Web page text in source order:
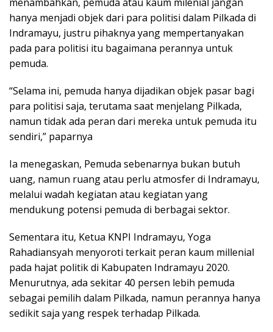
hanya menjadi objek dari para politisi dalam Pilkada di
Indramayu, justru pihaknya yang mempertanyakan
pada para politisi itu bagaimana perannya untuk
pemuda.
“Selama ini, pemuda hanya dijadikan objek pasar bagi
para politisi saja, terutama saat menjelang Pilkada,
namun tidak ada peran dari mereka untuk pemuda itu
sendiri,” paparnya
Ia menegaskan, Pemuda sebenarnya bukan butuh
uang, namun ruang atau perlu atmosfer di Indramayu,
melalui wadah kegiatan atau kegiatan yang
mendukung potensi pemuda di berbagai sektor.
Sementara itu, Ketua KNPI Indramayu, Yoga
Rahadiansyah menyoroti terkait peran kaum millenial
pada hajat politik di Kabupaten Indramayu 2020.
Menurutnya, ada sekitar 40 persen lebih pemuda
sebagai pemilih dalam Pilkada, namun perannya hanya
sedikit saja yang respek terhadap Pilkada.